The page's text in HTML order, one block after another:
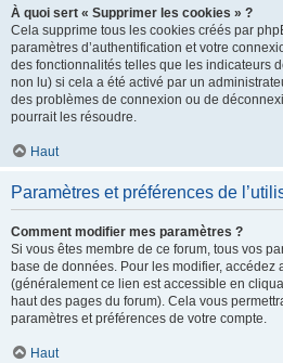
À quoi sert « Supprimer les cookies » ?
Cela supprime tous les cookies créés par
paramètres d’authentification et votre
des fonctionnalités telles que les indicateurs
non lu) si cela a été activé par un
des problèmes de connexion ou de
pourrait les résoudre.
Haut
Paramètres et préférences de
Comment modifier mes paramètres ?
Si vous êtes membre de ce forum, tous vos
base de données. Pour les modifier, accédez
(généralement ce lien est accessible en
haut des pages du forum). Cela vous
paramètres et préférences de votre compte.
Haut